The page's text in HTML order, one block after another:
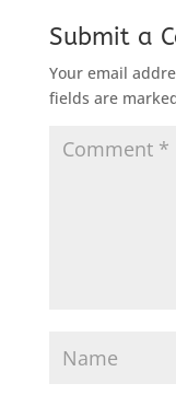
Submit a
Your email
fields are